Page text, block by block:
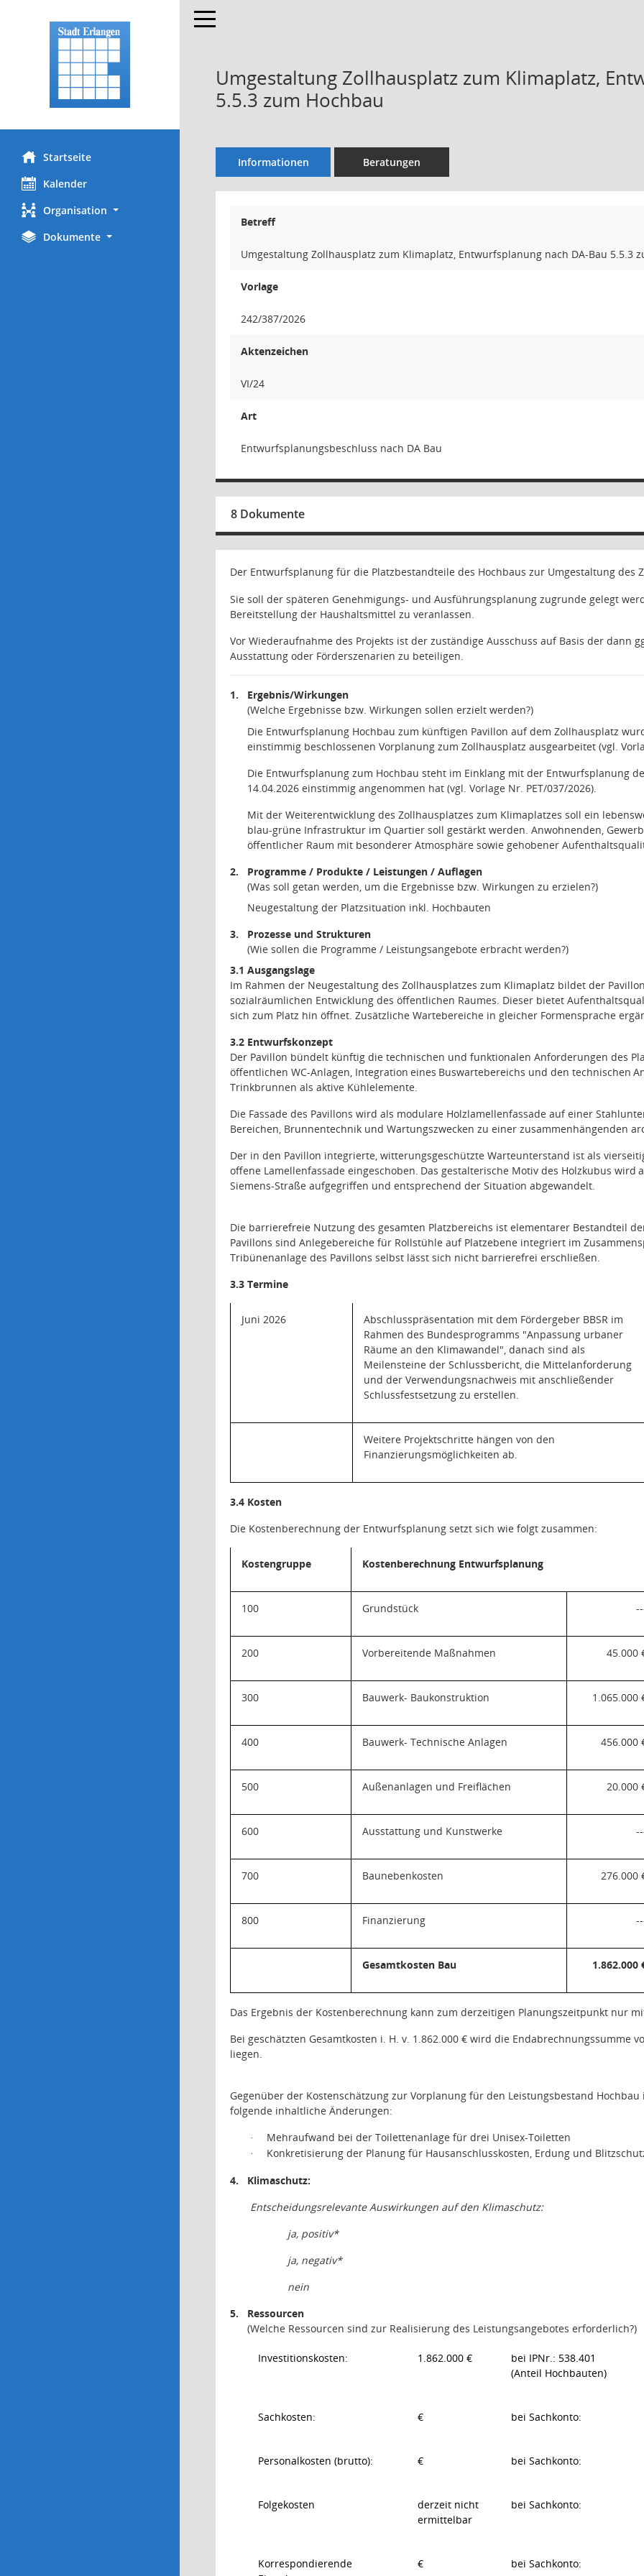
Startseite
Kalender
Organisation
Dokumente
Toggle navigation
Umgestaltung Zollhausplatz zum Klimaplatz,
5.5.3 zum Hochbau
Informationen Beratungen
Betreff
Umgestaltung Zollhausplatz zum Klimaplatz, Entwurfsplanung nach DA-Bau 5.5.3
Vorlage
242/387/2026
Aktenzeichen
VI/24
Art
Entwurfsplanungsbeschluss nach DA Bau
8 Dokumente
Der Entwurfsplanung für die Platzbestandteile des Hochbaus zur Umgestaltung des
Sie soll der späteren Genehmigungs- und Ausführungsplanung zugrunde gelegt
Bereitstellung der Haushaltsmittel zu veranlassen.
Vor Wiederaufnahme des Projekts ist der zuständige Ausschuss auf Basis der dann
Ausstattung oder Förderszenarien zu beteiligen.
1.
Ergebnis/Wirkungen
(Welche Ergebnisse bzw. Wirkungen sollen erzielt werden?)
Die Entwurfsplanung Hochbau zum künftigen Pavillon auf dem Zollhausplatz
einstimmig beschlossenen Vorplanung zum Zollhausplatz ausgearbeitet (vgl.
Die Entwurfsplanung zum Hochbau steht im Einklang mit der Entwurfsplanung
14.04.2026 einstimmig angenommen hat (vgl. Vorlage Nr. PET/037/2026).
Mit der Weiterentwicklung des Zollhausplatzes zum Klimaplatzes soll ein
blau-grüne Infrastruktur im Quartier soll gestärkt werden. Anwohnenden,
öffentlicher Raum mit besonderer Atmosphäre sowie gehobener
2.
Programme / Produkte / Leistungen / Auflagen
(Was soll getan werden, um die Ergebnisse bzw. Wirkungen zu erzielen?)
Neugestaltung der Platzsituation inkl. Hochbauten
3.
Prozesse und Strukturen
(Wie sollen die Programme / Leistungsangebote erbracht werden?)
3.1 Ausgangslage
Im Rahmen der Neugestaltung des Zollhausplatzes zum Klimaplatz bildet der
sozialräumlichen Entwicklung des öffentlichen Raumes. Dieser bietet
sich zum Platz hin öffnet. Zusätzliche Wartebereiche in gleicher Formensprache
3.2 Entwurfskonzept
Der Pavillon bündelt künftig die technischen und funktionalen Anforderungen des
öffentlichen WC-Anlagen, Integration eines Buswartebereichs und den technischen
Trinkbrunnen als aktive Kühlelemente.
Die Fassade des Pavillons wird als modulare Holzlamellenfassade auf einer
Bereichen, Brunnentechnik und Wartungszwecken zu einer zusammenhängenden
Der in den Pavillon integrierte, witterungsgeschützte Warteunterstand ist als
offene Lamellenfassade eingeschoben. Das gestalterische Motiv des Holzkubus wird
Siemens-Straße aufgegriffen und entsprechend der Situation abgewandelt.
Die barrierefreie Nutzung des gesamten Platzbereichs ist elementarer Bestandteil
Pavillons sind Anlegebereiche für Rollstühle auf Platzebene integriert im
Tribünenanlage des Pavillons selbst lässt sich nicht barrierefrei erschließen.
3.3 Termine
Juni 2026
Abschlusspräsentation mit dem Fördergeber BBSR im
Rahmen des Bundesprogramms "Anpassung urbaner
Räume an den Klimawandel", danach sind als
Meilensteine der Schlussbericht, die Mittelanforderung
und der Verwendungsnachweis mit anschließender
Schlussfestsetzung zu erstellen.
Weitere Projektschritte hängen von den
Finanzierungsmöglichkeiten ab.
3.4 Kosten
Die Kostenberechnung der Entwurfsplanung setzt sich wie folgt zusammen:
Kostengruppe Kostenberechnung Entwurfsplanung
100 Grundstück
200 Vorbereitende Maßnahmen 45.000
300 Bauwerk- Baukonstruktion 1.065.000
400 Bauwerk- Technische Anlagen 456.000
500 Außenanlagen und Freiflächen 20.000
600 Ausstattung und Kunstwerke
700 Baunebenkosten 276.000
800 Finanzierung
Gesamtkosten Bau 1.862.000
Das Ergebnis der Kostenberechnung kann zum derzeitigen Planungszeitpunkt nur
Bei geschätzten Gesamtkosten i. H. v. 1.862.000 € wird die Endabrechnungssumme
liegen.
Gegenüber der Kostenschätzung zur Vorplanung für den Leistungsbestand Hochbau
folgende inhaltliche Änderungen:
· Mehraufwand bei der Toilettenanlage für drei Unisex-Toiletten
·
Konkretisierung der Planung für Hausanschlusskosten, Erdung und
4.
Klimaschutz:
Entscheidungsrelevante Auswirkungen auf den Klimaschutz:
ja, positiv*
ja, negativ*
nein
5.
Ressourcen
(Welche Ressourcen sind zur Realisierung des Leistungsangebotes erforderlich?)
Investitionskosten: 1.862.000 €
bei IPNr.: 538.401
(Anteil Hochbauten)
Sachkosten: € bei Sachkonto:
Personalkosten (brutto): € bei Sachkonto:
Folgekosten
derzeit nicht
ermittelbar
bei Sachkonto:
Korrespondierende
€ bei Sachkonto: